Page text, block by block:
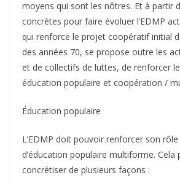
moyens qui sont les nôtres. Et à partir
concrètes pour faire évoluer l’EDMP
qui renforce le projet coopératif initial
des années 70, se propose outre les
et de collectifs de luttes, de renforcer
éducation populaire et coopération /
Éducation populaire
L’EDMP doit pouvoir renforcer son
d’éducation populaire multiforme. Cela
concrétiser de plusieurs façons :